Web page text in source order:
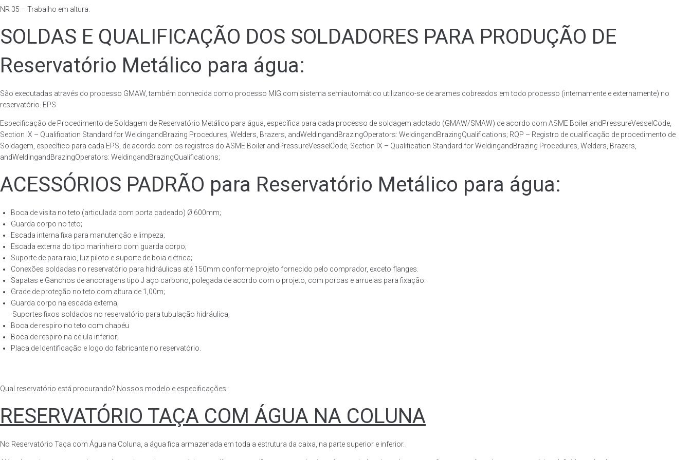
NR 35 – Trabalho em altura.
SOLDAS E QUALIFICAÇÃO DOS SOLDADORES PARA PRODUÇÃO DE
Reservatório Metálico para água:
São executadas através do processo GMAW, também conhecida como processo MIG com sistema semiautomático utilizando-se de arames cobreados em todo processo (internamente e externamente) no
reservatório. EPS
Especificação de Procedimento de Soldagem de Reservatório Metálico para água, específica para cada processo de soldagem adotado (GMAW/SMAW) de acordo com ASME Boiler andPressureVesselCode,
Section IX – Qualification Standard for WeldingandBrazing Procedures, Welders, Brazers, andWeldingandBrazingOperators: WeldingandBrazingQualifications; RQP – Registro de qualificação de procedimento de
Soldagem, específico para cada EPS, de acordo com os registros do ASME Boiler andPressureVesselCode, Section IX – Qualification Standard for WeldingandBrazing Procedures, Welders, Brazers,
andWeldingandBrazingOperators: WeldingandBrazingQualifications;
ACESSÓRIOS PADRÃO para Reservatório Metálico para água:
Boca de visita no teto (articulada com porta cadeado) Ø 600mm;
Guarda corpo no teto;
Escada interna fixa para manutenção e limpeza;
Escada externa do tipo marinheiro com guarda corpo;
Suporte de para raio, luz piloto e suporte de boia elétrica;
Conexões soldadas no reservatório para hidráulicas até 150mm conforme projeto fornecido pelo comprador, exceto flanges.
Sapatas e Ganchos de ancoragens tipo J aço carbono, polegada de acordo com o projeto, com porcas e arruelas para fixação.
Grade de proteção no teto com altura de 1,00m;
Guarda corpo na escada externa;
·Suportes fixos soldados no reservatório para tubulação hidráulica;
Boca de respiro no teto com chapéu
Boca de respiro na célula inferior;
Placa de Identificação e logo do fabricante no reservatório.
Qual reservatório está procurando? Nossos modelo e especificações:
RESERVATÓRIO TAÇA COM ÁGUA NA COLUNA
No Reservatório Taça com Água na Coluna, a água fica armazenada em toda a estrutura da caixa, na parte superior e inferior.